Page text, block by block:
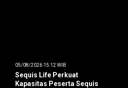
05/08/2026 15:12 WIB
Sequis Life Perkuat
Kapasitas Peserta Sequis